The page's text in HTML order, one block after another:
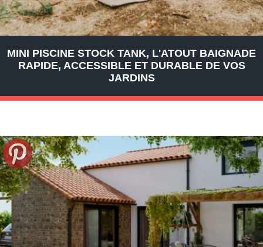
MINI PISCINE STOCK TANK, L'ATOUT BAIGNADE
RAPIDE, ACCESSIBLE ET DURABLE DE VOS
JARDINS